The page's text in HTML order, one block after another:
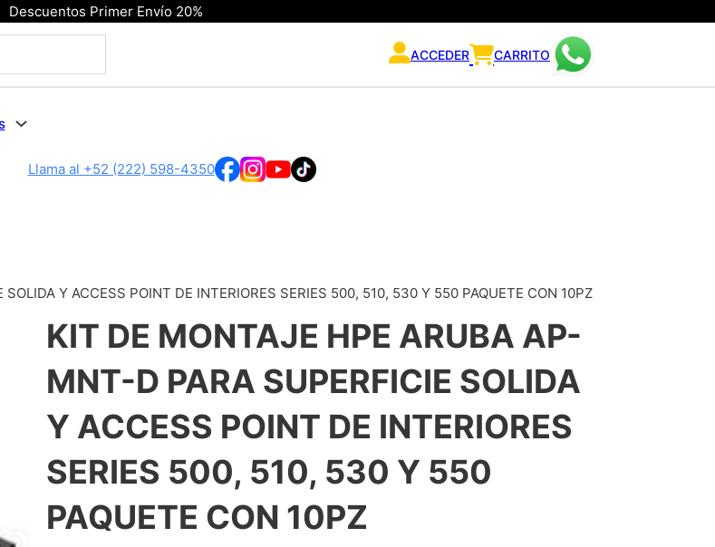
Descuentos Primer Envío 20%
ACCEDER CARRITO
Llama al +52 (222) 598-4350
Y ACCESS POINT DE INTERIORES SERIES 500, 510, 530 Y 550 PAQUETE CON 10PZ
KIT DE MONTAJE HPE ARUBA AP-
MNT-D PARA SUPERFICIE SOLIDA
Y ACCESS POINT DE INTERIORES
SERIES 500, 510, 530 Y 550
PAQUETE CON 10PZ